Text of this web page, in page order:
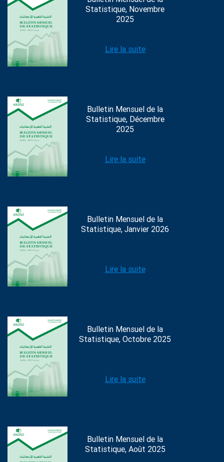
Statistique, Novembre
2025
Lire la suite
Bulletin Mensuel de la
Statistique, Décembre
2025
Lire la suite
Bulletin Mensuel de la
Statistique, Janvier 2026
Lire la suite
Bulletin Mensuel de la
Statistique, Octobre 2025
Lire la suite
Bulletin Mensuel de la
Statistique, Août 2025